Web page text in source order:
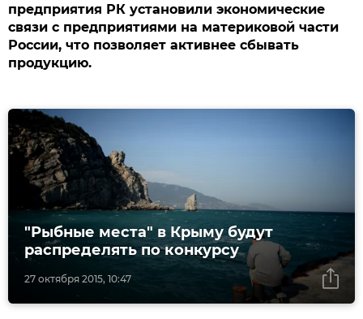
предприятия РК установили экономические
связи с предприятиями на материковой части
России, что позволяет активнее сбывать
продукцию.
27 октября 2015, 10:47
"Рыбные места" в Крыму будут
распределять по конкурсу